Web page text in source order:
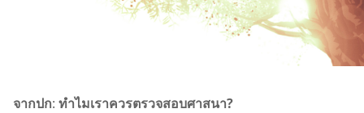
จากปก: ทำไมเราควรตรวจสอบศาสนา?